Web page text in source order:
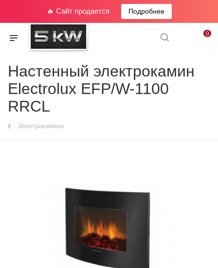
🔥 Сайт продается Подробнее
0
Настенный электрокамин
Electrolux EFP/W-1100
RRCL
Электрокамины